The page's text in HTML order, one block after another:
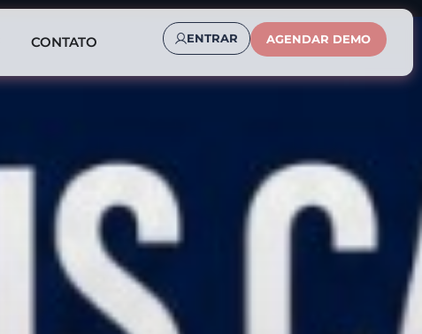
CONTATO ENTRAR AGENDAR DEMO